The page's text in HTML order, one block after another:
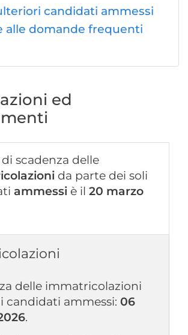
candidati ammessi
alle domande frequenti
ed
scadenza delle
da parte dei soli
ammessi è il 20 marzo
delle immatricolazioni
candidati ammessi: 06
.